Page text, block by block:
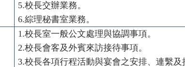
5.校長交辦業務。
6.綜理秘書室業務。
1.校長室一般公文處理與協調事項。
2.校長會客及外賓來訪接待事項。
3.校長各項行程活動與宴會之安排、連繫及